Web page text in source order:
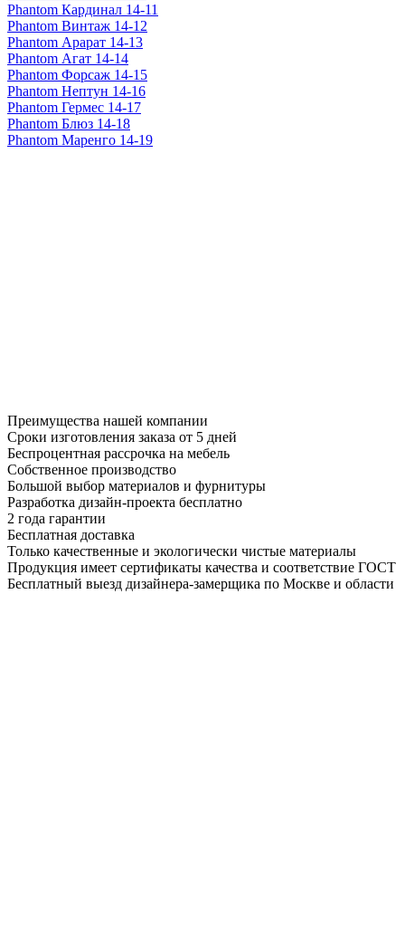
Phantom Кардинал 14-11
Phantom Винтаж 14-12
Phantom Арарат 14-13
Phantom Агат 14-14
Phantom Форсаж 14-15
Phantom Нептун 14-16
Phantom Гермес 14-17
Phantom Блюз 14-18
Phantom Маренго 14-19
Преимущества нашей компании
Сроки изготовления заказа от 5 дней
Беспроцентная рассрочка на мебель
Собственное производство
Большой выбор материалов и фурнитуры
Разработка дизайн-проекта бесплатно
2 года гарантии
Бесплатная доставка
Только качественные и экологически чистые материалы
Продукция имеет сертификаты качества и соответствие ГОСТ
Бесплатный выезд дизайнера-замерщика по Москве и области